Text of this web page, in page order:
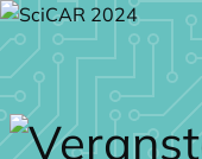
Zum Hauptteil springen